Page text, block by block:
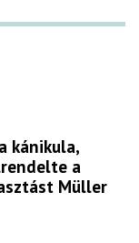
kánikula,
a
Müller